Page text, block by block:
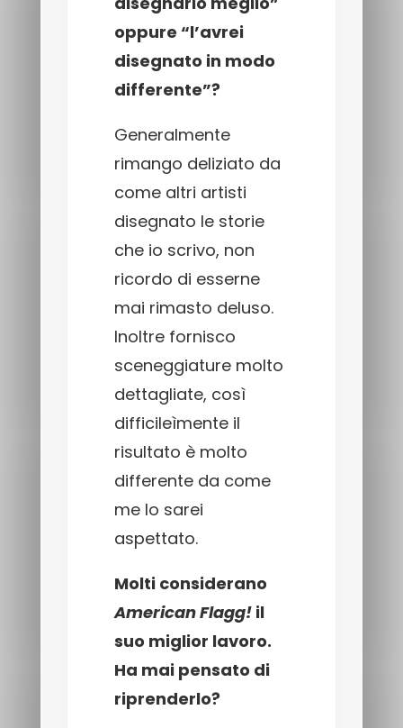
oppure “l’avrei
disegnato in modo
differente”?
Generalmente
rimango deliziato da
come altri artisti
disegnato le storie
che io scrivo, non
ricordo di esserne
mai rimasto deluso.
Inoltre fornisco
sceneggiature molto
dettagliate, così
difficileìmente il
risultato è molto
differente da come
me lo sarei
aspettato.
Molti considerano
American Flagg! il
suo miglior lavoro.
Ha mai pensato di
riprenderlo?